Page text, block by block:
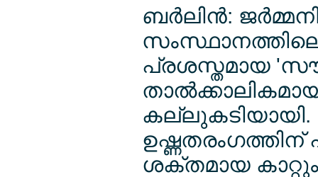
ബര്‍ലിന്‍:
പ്രശസ്തമായ
ഉഷ്ണതരംഗത്തിന്
ശക്തമായ കാറ്റും